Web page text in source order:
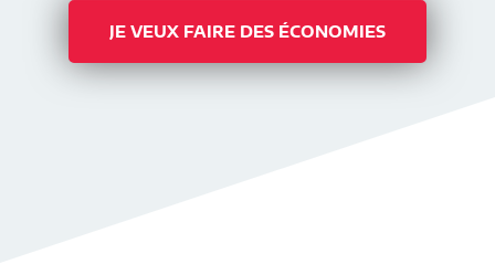
JE VEUX FAIRE DES ÉCONOMIES